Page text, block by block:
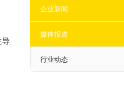
企业新闻
媒体报道
行业动态